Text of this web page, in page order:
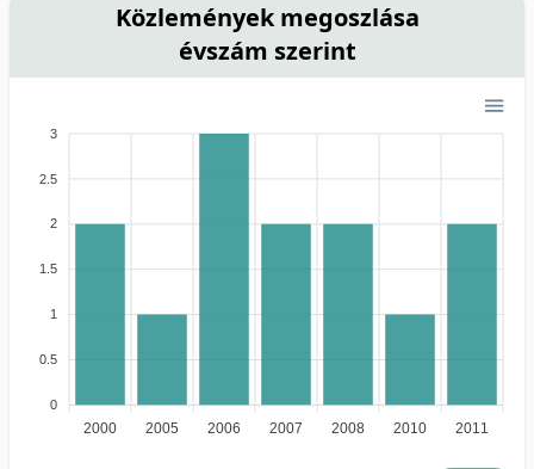
Közlemények megoszlása
évszám szerint
3
2.5
2
1.5
1
0.5
0
2000 2005 2006 2007 2008 2010 2011